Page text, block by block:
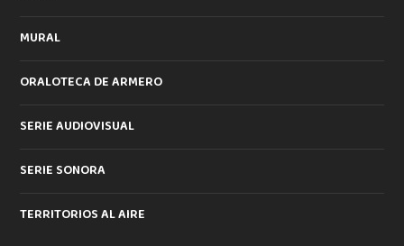
MURAL
ORALOTECA DE ARMERO
SERIE AUDIOVISUAL
SERIE SONORA
TERRITORIOS AL AIRE